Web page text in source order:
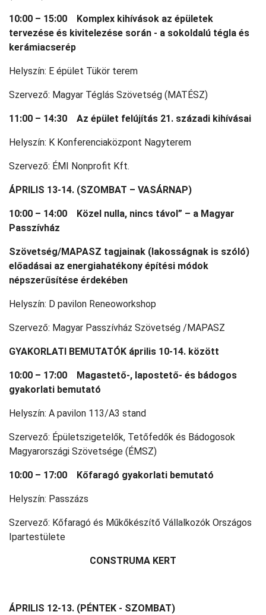
10:00 – 15:00 Komplex kihívások az épületek
tervezése és kivitelezése során - a sokoldalú tégla és
kerámiacserép
Helyszín: E épület Tükör terem
Szervező: Magyar Téglás Szövetség (MATÉSZ)
11:00 – 14:30 Az épület felújítás 21. századi kihívásai
Helyszín: K Konferenciaközpont Nagyterem
Szervező: ÉMI Nonprofit Kft.
ÁPRILIS 13-14. (SZOMBAT – VASÁRNAP)
10:00 – 14:00 Közel nulla, nincs távol” – a Magyar
Passzívház
Szövetség/MAPASZ tagjainak (lakosságnak is szóló)
előadásai az energiahatékony építési módok
népszerűsítése érdekében
Helyszín: D pavilon Reneoworkshop
Szervező: Magyar Passzívház Szövetség /MAPASZ
GYAKORLATI BEMUTATÓK április 10-14. között
10:00 – 17:00 Magastető-, lapostető- és bádogos
gyakorlati bemutató
Helyszín: A pavilon 113/A3 stand
Szervező: Épületszigetelők, Tetőfedők és Bádogosok
Magyarországi Szövetsége (ÉMSZ)
10:00 – 17:00 Kőfaragó gyakorlati bemutató
Helyszín: Passzázs
Szervező: Kőfaragó és Műkőkészítő Vállalkozók Országos
Ipartestülete
CONSTRUMA KERT
ÁPRILIS 12-13. (PÉNTEK - SZOMBAT)